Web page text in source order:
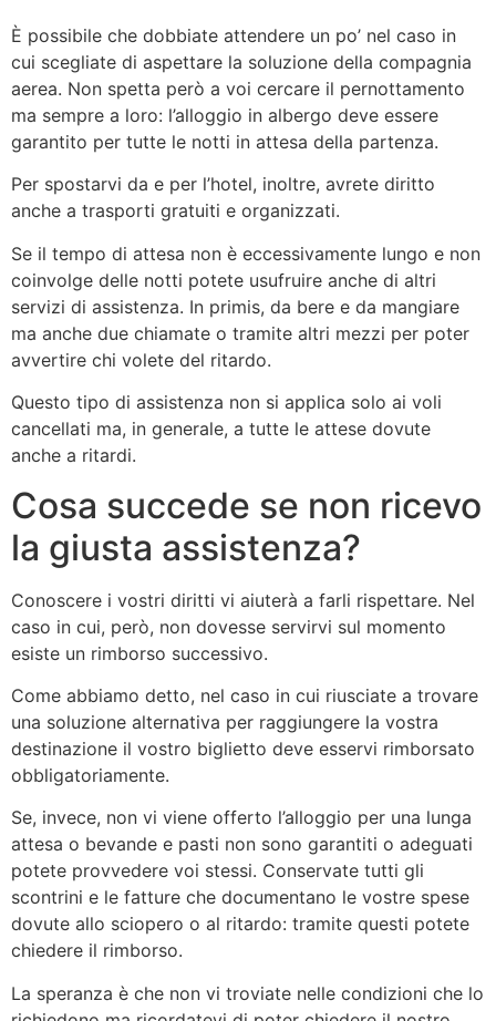
È possibile che dobbiate attendere un po’ nel caso in
cui scegliate di aspettare la soluzione della compagnia
aerea. Non spetta però a voi cercare il pernottamento
ma sempre a loro: l’alloggio in albergo deve essere
garantito per tutte le notti in attesa della partenza.
Per spostarvi da e per l’hotel, inoltre, avrete diritto
anche a trasporti gratuiti e organizzati.
Se il tempo di attesa non è eccessivamente lungo e non
coinvolge delle notti potete usufruire anche di altri
servizi di assistenza. In primis, da bere e da mangiare
ma anche due chiamate o tramite altri mezzi per poter
avvertire chi volete del ritardo.
Questo tipo di assistenza non si applica solo ai voli
cancellati ma, in generale, a tutte le attese dovute
anche a ritardi.
Cosa succede se non ricevo
la giusta assistenza?
Conoscere i vostri diritti vi aiuterà a farli rispettare. Nel
caso in cui, però, non dovesse servirvi sul momento
esiste un rimborso successivo.
Come abbiamo detto, nel caso in cui riusciate a trovare
una soluzione alternativa per raggiungere la vostra
destinazione il vostro biglietto deve esservi rimborsato
obbligatoriamente.
Se, invece, non vi viene offerto l’alloggio per una lunga
attesa o bevande e pasti non sono garantiti o adeguati
potete provvedere voi stessi. Conservate tutti gli
scontrini e le fatture che documentano le vostre spese
dovute allo sciopero o al ritardo: tramite questi potete
chiedere il rimborso.
La speranza è che non vi troviate nelle condizioni che lo